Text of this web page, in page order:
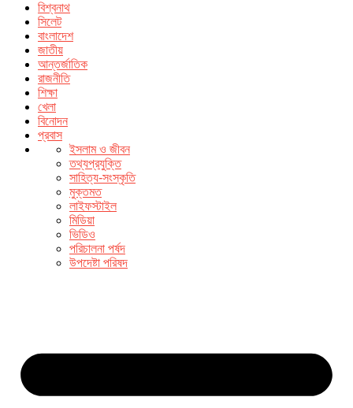
বিশ্বনাথ
সিলেট
বাংলাদেশ
জাতীয়
আন্তর্জাতিক
রাজনীতি
শিক্ষা
খেলা
বিনোদন
প্রবাস
ইসলাম ও জীবন
তথ্যপ্রযুক্তি
সাহিত্য-সংস্কৃতি
মুক্তমত
লাইফস্টাইল
মিডিয়া
ভিডিও
পরিচালনা পর্ষদ
উপদেষ্টা পরিষদ